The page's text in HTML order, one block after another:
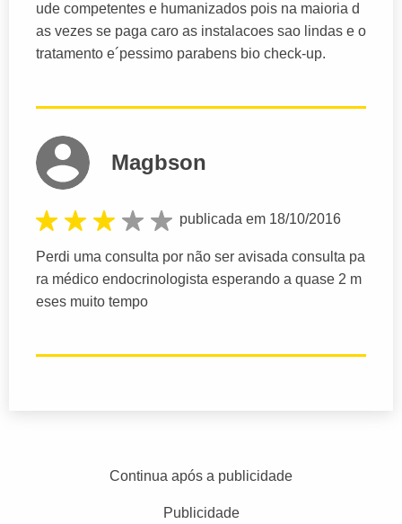
ude competentes e humanizados pois na maioria d
as vezes se paga caro as instalacoes sao lindas e o
tratamento e´pessimo parabens bio check-up.
Magbson
publicada em 18/10/2016
Perdi uma consulta por não ser avisada consulta pa
ra médico endocrinologista esperando a quase 2 m
eses muito tempo
Continua após a publicidade
Publicidade